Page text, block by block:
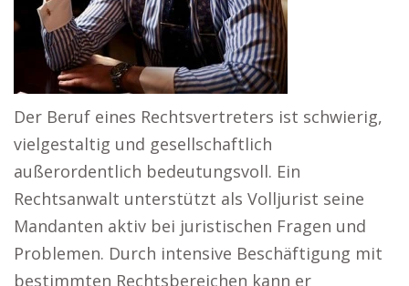
Der Beruf eines Rechtsvertreters ist schwierig,
vielgestaltig und gesellschaftlich
außerordentlich bedeutungsvoll. Ein
Rechtsanwalt unterstützt als Volljurist seine
Mandanten aktiv bei juristischen Fragen und
Problemen. Durch intensive Beschäftigung mit
bestimmten Rechtsbereichen kann er